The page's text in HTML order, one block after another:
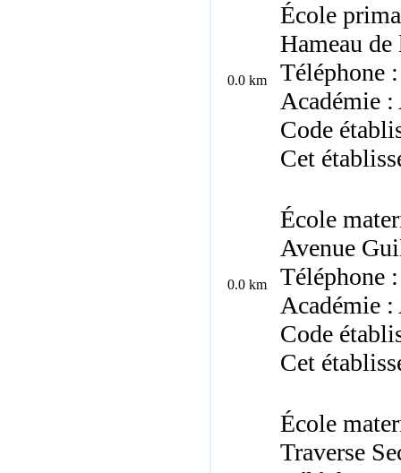
0.0 km
École
Hameau
Téléphone
Académie
Code
Cet
0.0 km
École
Avenue
Téléphone
Académie
Code
Cet
École
Traverse